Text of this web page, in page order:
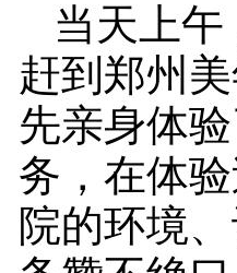
当天上
赶到郑州
先亲身体
务，在体
院的环境